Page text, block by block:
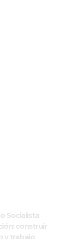
Socialista
construir
y trabajo